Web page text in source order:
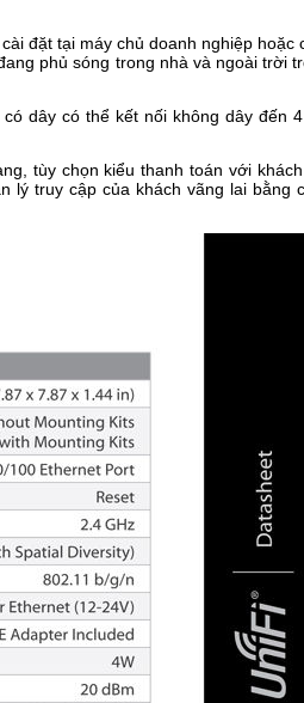
đặt tại máy chủ doanh nghiệp hoặc
phủ sóng trong nhà và ngoài trời
dây có thể kết nối không dây đến
tùy chọn kiểu thanh toán với
truy cập của khách vãng lai bằng